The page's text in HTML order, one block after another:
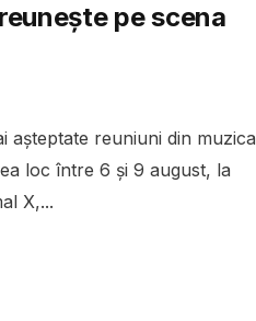
pe scena
așteptate reuniuni din muzica
loc între 6 și 9 august, la
X,...